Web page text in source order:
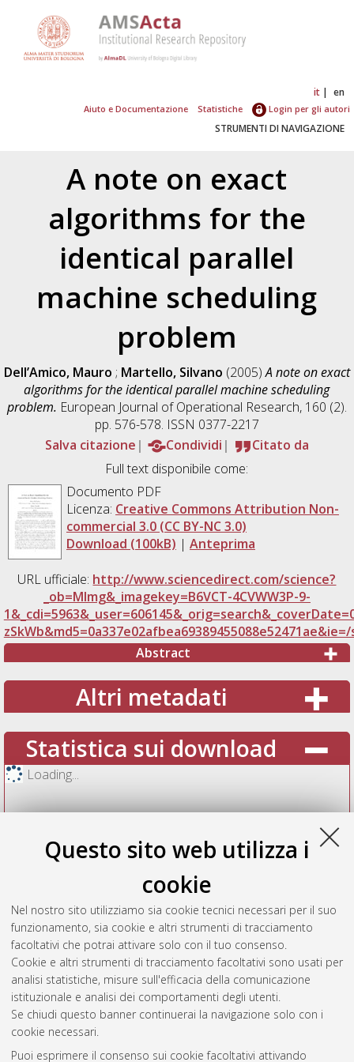
Questo sito web utilizza i
cookie
Nel nostro sito utilizziamo sia cookie tecnici necessari per il suo
funzionamento, sia cookie e altri strumenti di tracciamento
facoltativi che potrai attivare solo con il tuo consenso.
Cookie e altri strumenti di tracciamento facoltativi sono usati per
analisi statistiche, misure sull'efficacia della comunicazione
istituzionale e analisi dei comportamenti degli utenti.
Se chiudi questo banner continuerai la navigazione solo con i
cookie necessari.
Puoi esprimere il consenso sui cookie facoltativi attivando
it en
Aiuto e Documentazione Statistiche Login per gli autori
STRUMENTI DI NAVIGAZIONE
A note on exact
algorithms for the
identical parallel
machine scheduling
problem
Dell’Amico, Mauro ; Martello, Silvano (2005)A note on exact
algorithms for the identical parallel machine scheduling
problem. European Journal of Operational Research, 160 (2).
pp. 576-578. ISSN 0377-2217
Salva citazione
Condividi
Citato da
Full text disponibile come:
Documento PDF
Licenza: Creative Commons Attribution Non-
commercial 3.0 (CC BY-NC 3.0)
Download (100kB) | Anteprima
URL ufficiale: http://www.sciencedirect.com/science?
_ob=MImg&_imagekey=B6VCT-4CVWW3P-9-
Abstract
Altri metadati
Statistica sui download
Loading...
Vedi altre statistiche
Gestione del documento: